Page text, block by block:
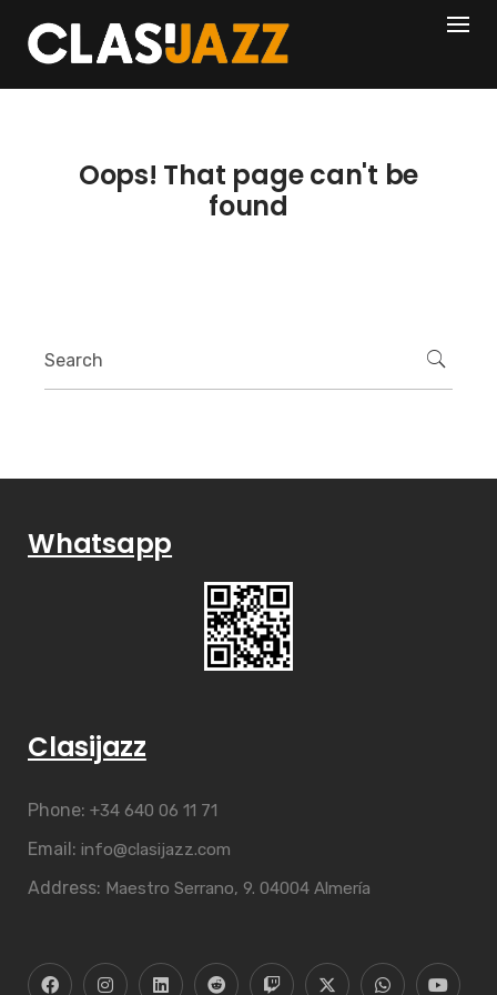
content
404
Oops! That page can't be
found
Whatsapp
Clasijazz
Phone: +34 640 06 11 71
Email: info@clasijazz.com
Address: Maestro Serrano, 9. 04004 Almería